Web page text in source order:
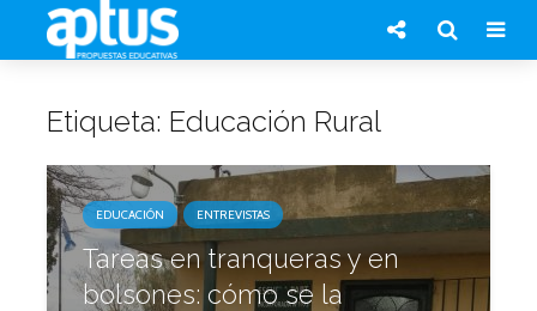
Etiqueta: Educación Rural
EDUCACIÓN ENTREVISTAS
Tareas en tranqueras y en
bolsones: cómo se la